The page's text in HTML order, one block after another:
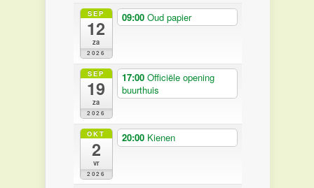
SEP
12
za
2026
09:00 Oud papier
SEP
19
za
2026
17:00 Officiële opening
buurthuis
OKT
2
vr
2026
20:00 Kienen